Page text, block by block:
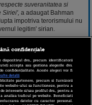
suveranitatea si
Siriei', a adaugat Bahman
impotriva terorismului nu
legitim' sirian.
care il sprijina politic,
trecuta o operatiune
vizand alungarea din
jihadiste Stat Islamic si a
de Ankara 'organizatie
confidențiale
dvs., precum identificatorii
accepta sau gestiona alegerile dvs.
confidențialitate. Aceste alegeri vor fi
detalii
partenere, precum si furnizorii
website-ului sa functioneze, pentru a
interesele si/sau profilul dvs., pentru a
analiza traficul pe website. Beneficiati
datelor cu caracter personal.